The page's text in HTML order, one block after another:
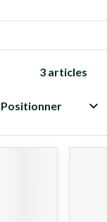
3 articles
Trier par: